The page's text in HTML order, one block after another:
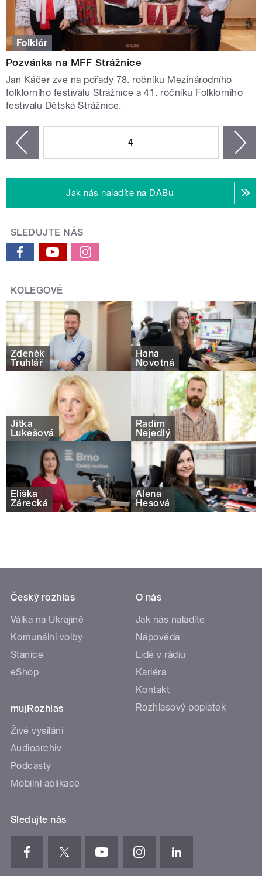
Folklór
Pozvánka na MFF Strážnice
Jan Káčer zve na pořady 78. ročníku Mezinárodního
folklorního festivalu Strážnice a 41. ročníku Folklorního
festivalu Dětská Strážnice.
4
Jak nás naladíte na DABu
SLEDUJTE NÁS
KOLEGOVÉ
Zdeněk
Truhlář
Hana
Novotná
Jitka
Lukešová
Radim
Nejedlý
Eliška
Zárecká
Alena
Hesová
Český rozhlas
Válka na Ukrajině
Komunální volby
Stanice
eShop
mujRozhlas
Živé vysílání
Audioarchiv
Podcasty
Mobilní aplikace
O nás
Jak nás naladíte
Nápověda
Lidé v rádiu
Kariéra
Kontakt
Rozhlasový poplatek
Sledujte nás